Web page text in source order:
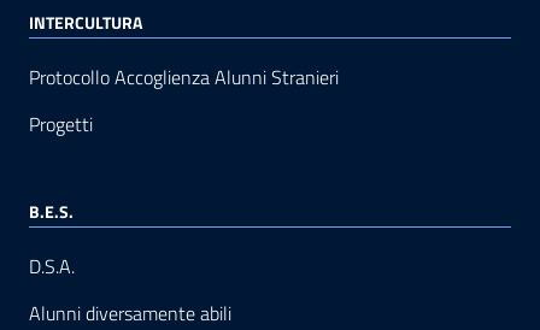
INTERCULTURA
Protocollo Accoglienza Alunni Stranieri
Progetti
B.E.S.
D.S.A.
Alunni diversamente abili